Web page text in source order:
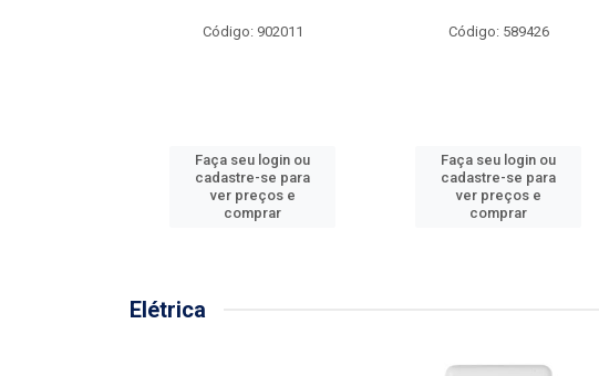
Código: 902011
Faça seu login ou
cadastre-se para
ver preços e
comprar
Código: 589426
Faça seu login ou
cadastre-se para
ver preços e
comprar
Elétrica